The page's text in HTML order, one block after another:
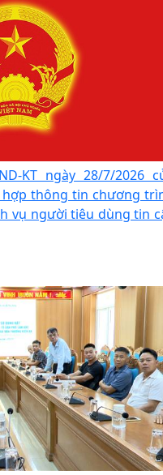
KT ngày 28/7/2026
thông tin chương
vụ người tiêu dùng tin